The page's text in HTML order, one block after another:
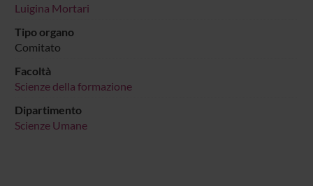
Luigina Mortari
Tipo organo
Comitato
Facoltà
Scienze della formazione
Dipartimento
Scienze Umane